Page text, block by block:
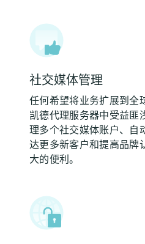
社交媒体管理
任何希望将业务扩展到全
凯德代理服务器中受益匪
理多个社交媒体账户、自
达更多新客户和提高品牌
大的便利。